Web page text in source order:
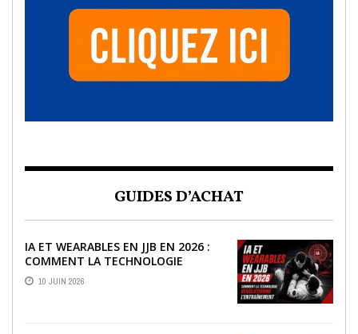
GUIDES D’ACHAT
IA ET WEARABLES EN JJB EN 2026 :
COMMENT LA TECHNOLOGIE
RÉVOLUTIONNE L’ENTRAÎNEMENT
10 JUIN 2026